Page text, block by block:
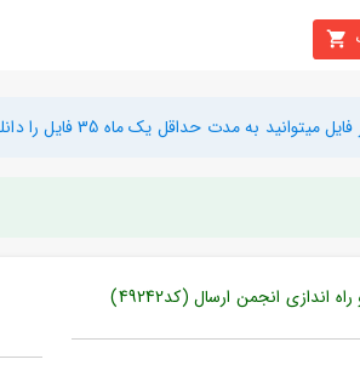
مدت حداقل یک ماه 35 فایل را دانلود کنید
انجمن ارسال (کد49242)